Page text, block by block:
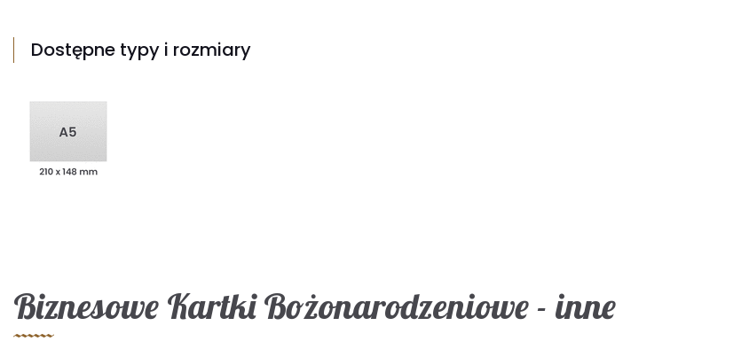
Dostępne typy i rozmiary
Biznesowe Kartki Bożonarodzeniowe - inne